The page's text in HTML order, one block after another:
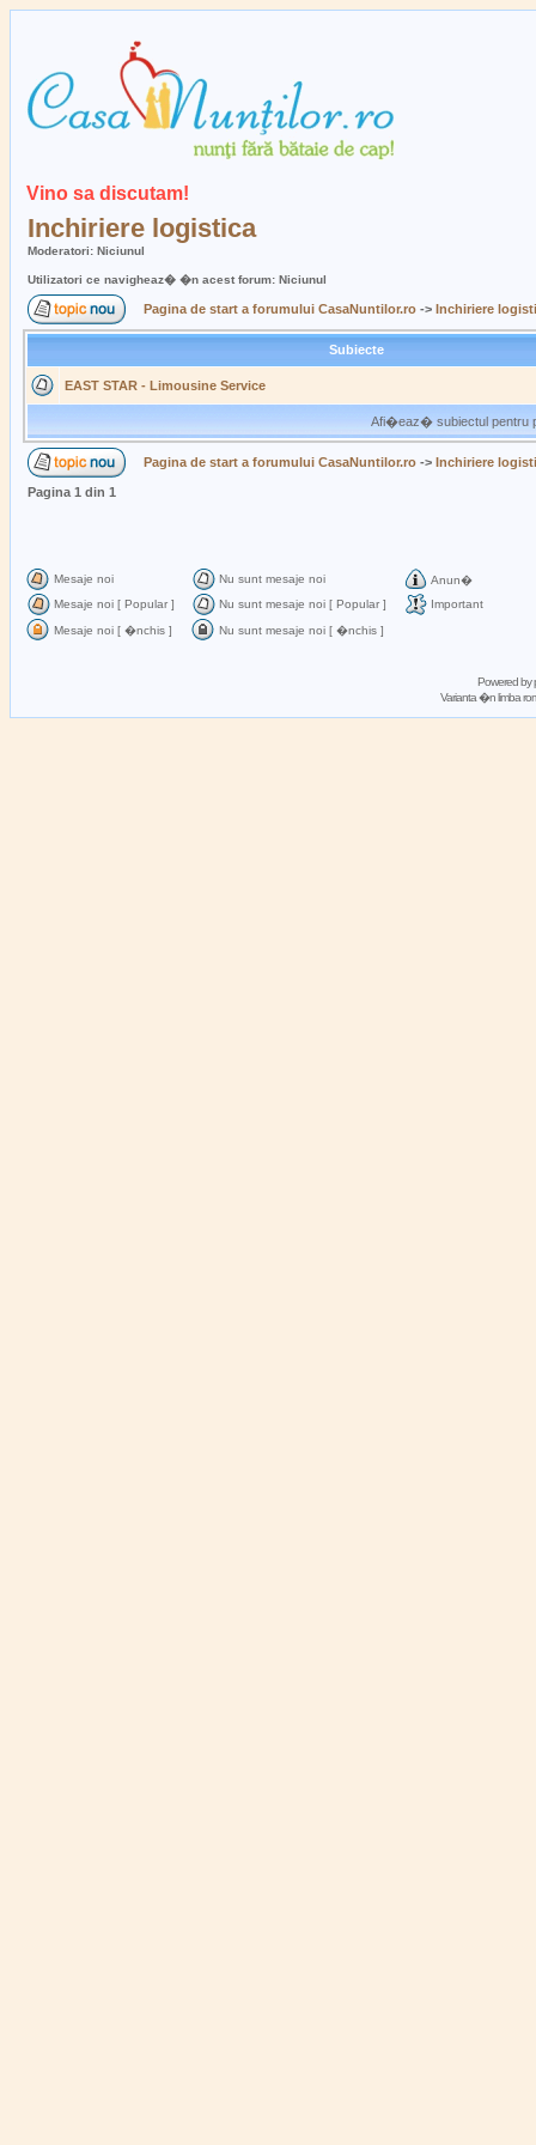
Vino sa discutam!
Inchiriere logistica
Moderatori: Niciunul
Utilizatori ce navigheaz� �n acest forum: Niciunul
Pagina de start a forumului CasaNuntilor.ro -> Inchiriere
Subiecte
EAST STAR - Limousine Service
Afi�eaz� subiectul pentru
Pagina de start a forumului CasaNuntilor.ro -> Inchiriere
Pagina 1 din 1
Mesaje noi Nu sunt mesaje noi
Anun�
Mesaje noi [ Popular ]
Nu sunt mesaje noi [ Popular ]
Important
Mesaje noi [ �nchis ]
Nu sunt mesaje noi [ �nchis ]
Powered by
Varianta �n limba